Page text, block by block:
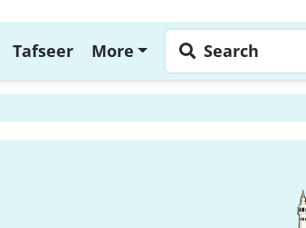
Tafseer More Search